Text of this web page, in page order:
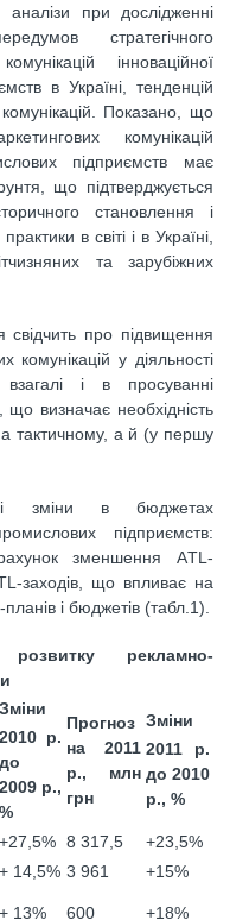
аналізи при дослідженні
стратегічного
інноваційної
в Україні, тенденцій
Показано, що
комунікацій
підприємств має
що підтверджується
становлення і
в світі і в Україні,
та зарубіжних
свідчить про підвищення
комунікацій у діяльності
взагалі і в просуванні
що визначає необхідність
тактичному, а й (у першу
зміни в бюджетах
підприємств:
зменшення АTL-
заходів, що впливає на
і бюджетів (табл.1).
розвитку
рекламно-
Зміни
2010 р.
до
2009 р.,
%
Прогноз
на 2011
р., млн
грн
Зміни
2011 р.
до 2010
р., %
+27,5% 8 317,5
+23,5%
+ 14,5% 3 961
+15%
+ 13% 600 +18%